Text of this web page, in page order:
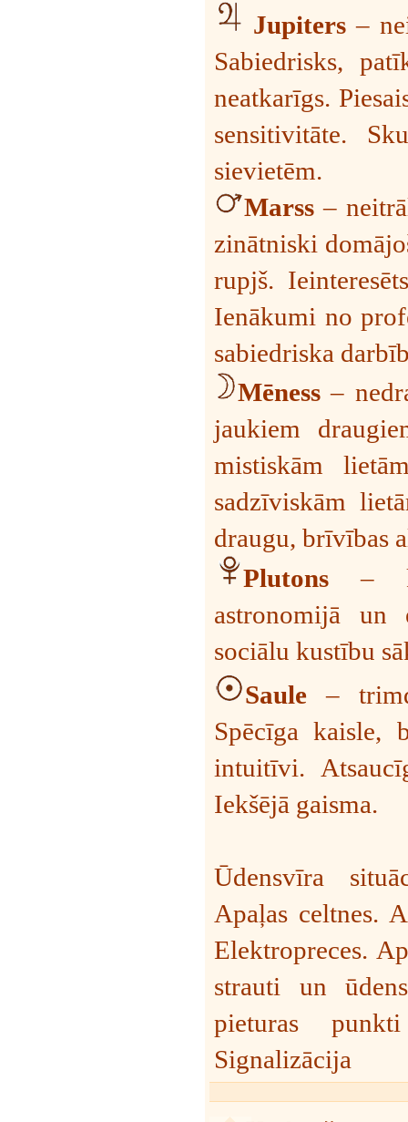
Jupiters–
Sabiedrisks,
neatkarīgs.
sensitivitāte.
sievietēm.
Marss –
zinātniski
rupjš.
Ienākumi no
sabiedriska
Mēness –
jaukiem
mistiskām
sadzīviskām
draugu, brīvības
Plutons–
astronomijā un
sociālu kustību
Saule –
Spēcīga kaisle,
intuitīvi.
Iekšējā gaisma.
Ūdensvīra
Apaļas celtnes.
Elektropreces.
strauti un
pieturas
Signalizācija